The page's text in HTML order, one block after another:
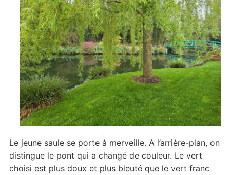
Le jeune saule se porte à merveille. A l’arrière-plan, on
distingue le pont qui a changé de couleur. Le vert
choisi est plus doux et plus bleuté que le vert franc